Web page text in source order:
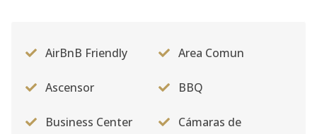
AirBnB Friendly Area Comun
Ascensor BBQ
Business Center
Cámaras de